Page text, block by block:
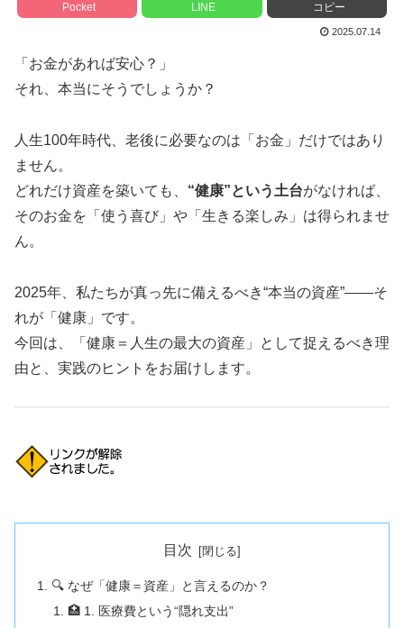
Pocket LINE コピー
2025.07.14
「お金があれば安心？」
それ、本当にそうでしょうか？
人生100年時代、老後に必要なのは「お金」だけではあり
ません。
どれだけ資産を築いても、 “健康”という土台がなければ、
そのお金を「使う喜び」や「生きる楽しみ」は得られませ
ん。
2025年、私たちが真っ先に備えるべき“本当の資産”——そ
れが「健康」です。
今回は、「健康＝人生の最大の資産」として捉えるべき理
由と、実践のヒントをお届けします。
目次
🔍 なぜ「健康＝資産」と言えるのか？
🏥 1. 医療費という“隠れ支出”